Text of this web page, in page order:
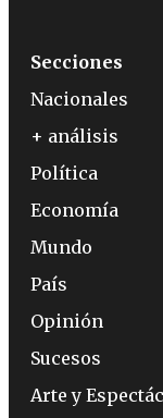
Secciones
Nacionales
+ análisis
Política
Economía
Mundo
País
Opinión
Sucesos
Arte y